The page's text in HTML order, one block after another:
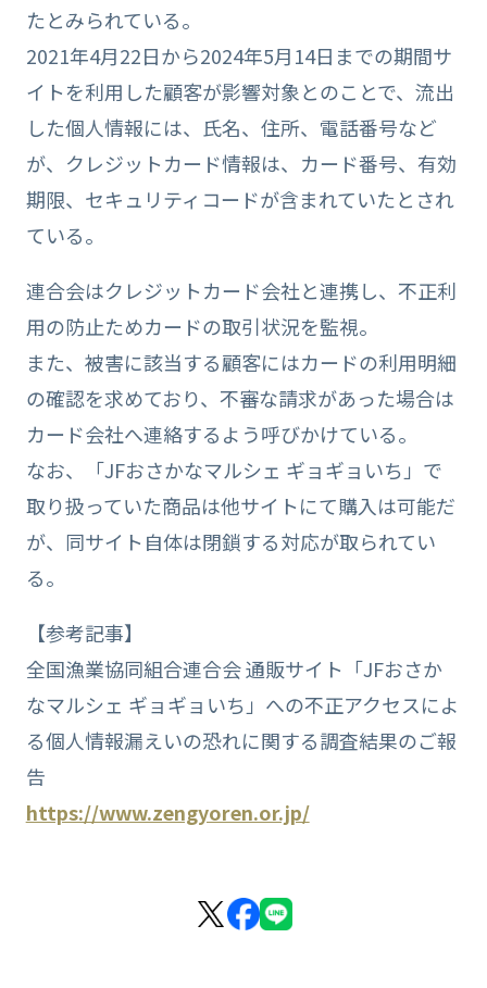
たとみられている。
2021年4月22日から2024年5月14日までの期間サ
イトを利用した顧客が影響対象とのことで、流出
した個人情報には、氏名、住所、電話番号など
が、クレジットカード情報は、カード番号、有効
期限、セキュリティコードが含まれていたとされ
ている。
連合会はクレジットカード会社と連携し、不正利
用の防止ためカードの取引状況を監視。
また、被害に該当する顧客にはカードの利用明細
の確認を求めており、不審な請求があった場合は
カード会社へ連絡するよう呼びかけている。
なお、「JFおさかなマルシェ ギョギョいち」で
取り扱っていた商品は他サイトにて購入は可能だ
が、同サイト自体は閉鎖する対応が取られてい
る。
【参考記事】
全国漁業協同組合連合会 通販サイト「JFおさか
なマルシェ ギョギョいち」への不正アクセスによ
る個人情報漏えいの恐れに関する調査結果のご報
告
https://www.zengyoren.or.jp/